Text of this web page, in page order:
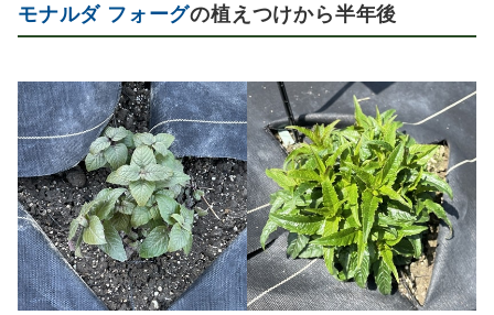
モナルダ フォーグの植えつけから半年後